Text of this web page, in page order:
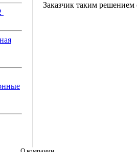
Заказчик таким решением